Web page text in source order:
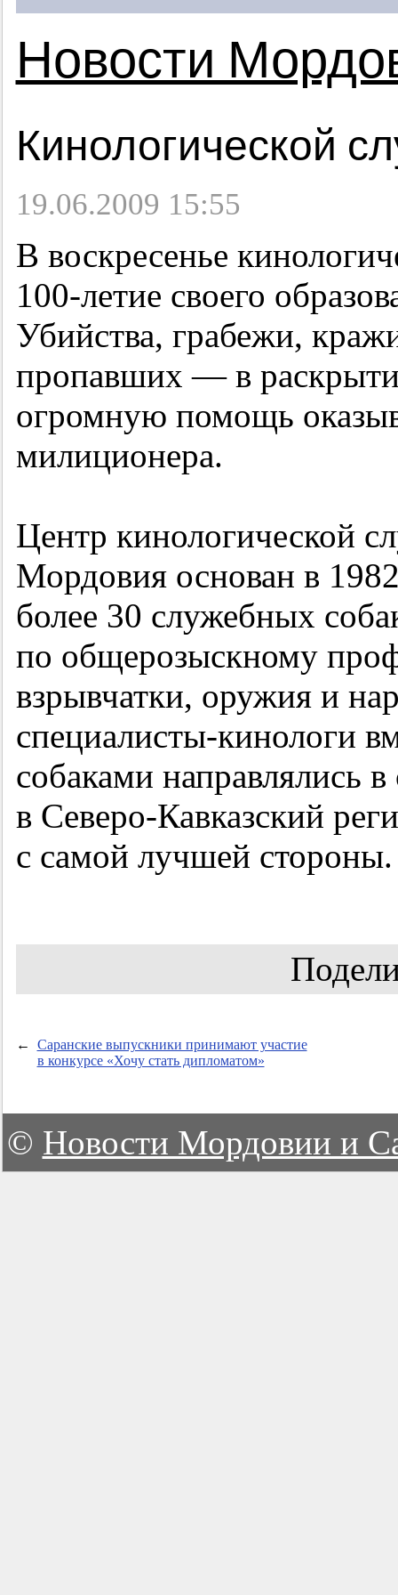
Новости
Кинологической
19.06.2009 15:55
В воскресенье
100-летие своего
Убийства, грабежи,
пропавших — в
огромную помощь
милиционера.
Центр кинологической
Мордовия основан в
более 30 служебных
по общерозыскному
взрывчатки, оружия и
специалисты-кинологи
собаками направлялись
в Северо-Кавказский
с самой лучшей стороны.
←
Саранские выпускники принимают участие
в конкурсе «Хочу стать дипломатом»
© Новости Мордовии и